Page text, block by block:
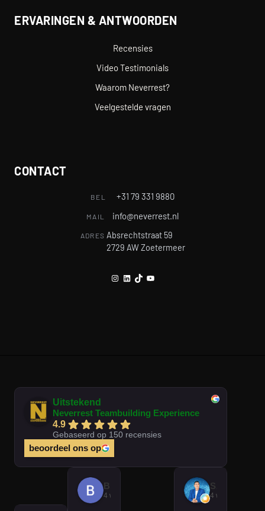
ERVARINGEN & ANTWOORDEN
Recensies
Video Testimonials
Waarom Neverrest?
Veelgestelde vragen
CONTACT
BEL +31 79 331 9880
MAIL info@neverrest.nl
ADRES Absrechtstraat 59
2729 AW Zoetermeer
Instagram
LinkedIn
TikTokYouTube
Uitstekend
Neverrest Teambuilding Experience
4.9
Gebaseerd op 150 recensies
beoordeel ons op
4 weken geleden 4 weken geleden